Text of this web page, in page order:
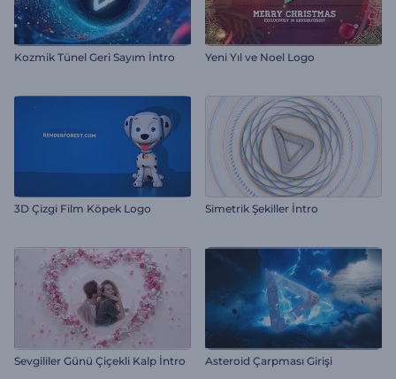
Kozmik Tünel Geri Sayım İntro Yeni Yıl ve Noel Logo
3D Çizgi Film Köpek Logo Simetrik Şekiller İntro
Sevgililer Günü Çiçekli Kalp İntro Asteroid Çarpması Girişi